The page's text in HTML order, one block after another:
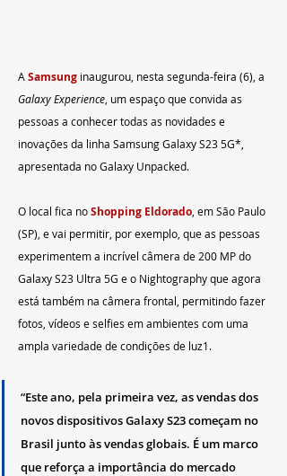
A Samsung inaugurou, nesta segunda-feira (6), a
Galaxy Experience , um espaço que convida as
pessoas a conhecer todas as novidades e
inovações da linha Samsung Galaxy S23 5G*,
apresentada no Galaxy Unpacked.
O local fica no Shopping Eldorado , em São Paulo
(SP), e vai permitir, por exemplo, que as pessoas
experimentem a incrível câmera de 200 MP do
Galaxy S23 Ultra 5G e o Nightography que agora
está também na câmera frontal, permitindo fazer
fotos, vídeos e selfies em ambientes com uma
ampla variedade de condições de luz1.
“Este ano, pela primeira vez, as vendas dos
novos dispositivos Galaxy S23 começam no
Brasil junto às vendas globais. É um marco
que reforça a importância do mercado